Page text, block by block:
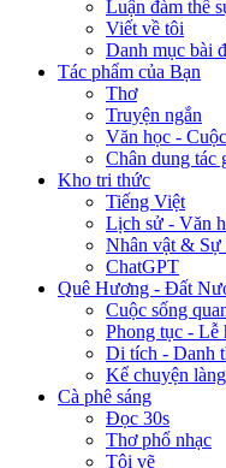
Luận đàm thế
Viết về tôi
Danh mục bài
Tác phẩm của Bạn
Thơ
Truyện ngắn
Văn học -
Chân dung tác
Kho tri thức
Tiếng Việt
Lịch sử - Văn
Nhân vật & Sự
ChatGPT
Quê Hương - Đất
Cuộc sống
Phong tục - Lễ
Di tích - Danh
Kể chuyện làng
Cà phê sáng
Đọc 30s
Thơ phổ nhạc
Tôi vẽ